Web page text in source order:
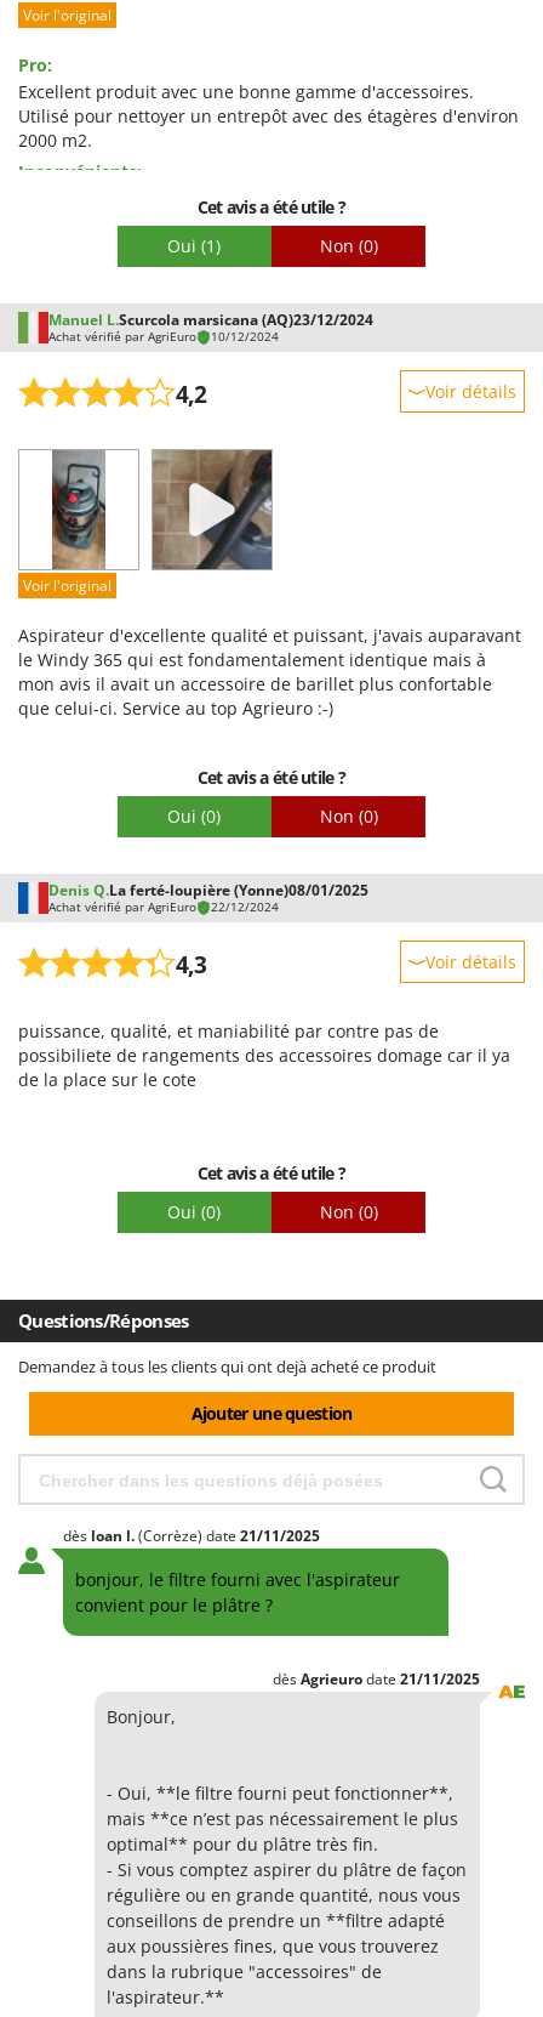
Zephir
Zodiac
Zomax
Prestations
Qualité / Prix
Facilité de montage
Voir l'original
Pro:
Excellent produit avec une bonne gamme d'accessoires.
Utilisé pour nettoyer un entrepôt avec des étagères d'environ
2000 m2.
Inconvénients:
Cet avis a été utile ?
Oui (1) Non (0)
Manuel L.Scurcola marsicana (AQ)23/12/2024
Achat vérifié par AgriEuro 10/12/2024
4,2 Voir détails
Prestations
Facilité d'utilisation
Qualité / Prix
Facilité de montage
Voir l'original
Aspirateur d'excellente qualité et puissant, j'avais auparavant
le Windy 365 qui est fondamentalement identique mais à
mon avis il avait un accessoire de barillet plus confortable
que celui-ci. Service au top Agrieuro :-)
Cet avis a été utile ?
Oui (0) Non (0)
Denis Q.La ferté-loupière (Yonne)08/01/2025
Achat vérifié par AgriEuro 22/12/2024
4,3 Voir détails
Prestations
Facilité d'utilisation
puissance, qualité, et maniabilité par contre pas de
possibiliete de rangements des accessoires domage car il ya
de la place sur le cote
Cet avis a été utile ?
Oui (0) Non (0)
Questions/Réponses
Demandez à tous les clients qui ont dejà acheté ce produit
Ajouter une question
dès loan l.(Corrèze) date 21/11/2025
bonjour, le filtre fourni avec l'aspirateur
convient pour le plâtre ?
dèsAgrieurodate 21/11/2025
Bonjour,
- Oui, **le filtre fourni peut fonctionner**,
mais **ce n’est pas nécessairement le plus
optimal** pour du plâtre très fin.
- Si vous comptez aspirer du plâtre de façon
régulière ou en grande quantité, nous vous
conseillons de prendre un **filtre adapté
aux poussières fines, que vous trouverez
dans la rubrique "accessoires" de
l'aspirateur.**